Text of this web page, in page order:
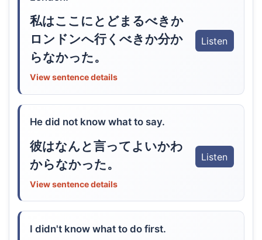
私はここにとどまるべきか
ロンドンへ行くべきか分か
らなかった。
Listen
View sentence details
He did not know what to say.
彼はなんと言ってよいかわ
からなかった。
Listen
View sentence details
I didn't know what to do first.